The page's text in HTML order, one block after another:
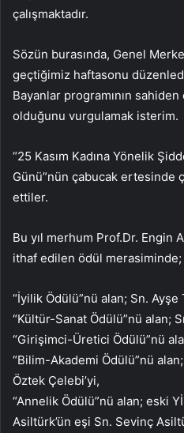
çalışmaktadır.
Sözün burasında, Genel
geçtiğimiz haftasonu
Bayanlar programının
olduğunu vurgulamak isterim.
“25 Kasım Kadına Yönelik
Günü”nün çabucak ertesinde
ettiler.
Bu yıl merhum Prof.Dr. Engin
ithaf edilen ödül merasiminde;
“İyilik Ödülü”nü alan; Sn. Ayşe
“Kültür-Sanat Ödülü”nü alan;
“Girişimci-Üretici Ödülü”nü
“Bilim-Akademi Ödülü”nü
Öztek Çelebi’yi,
“Annelik Ödülü”nü alan; eski
Asiltürk’ün eşi Sn. Sevinç